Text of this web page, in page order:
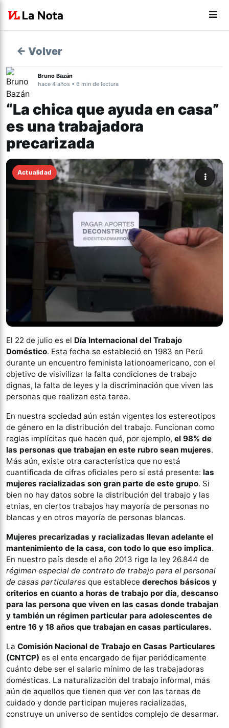
← Volver
Bruno Bazán
hace 4 años • 6 min de lectura
“La chica que ayuda en casa”
es una trabajadora
precarizada
Actualidad
El 22 de julio es el Día Internacional del Trabajo
Doméstico. Esta fecha se estableció en 1983 en Perú
durante un encuentro feminista lationoamericano, con el
objetivo de visivilizar la falta condiciones de trabajo
dignas, la falta de leyes y la discriminación que viven las
personas que realizan esta tarea.
En nuestra sociedad aún están vigentes los estereotipos
de género en la distribución del trabajo. Funcionan como
reglas implícitas que hacen qué, por ejemplo, el 98% de
las personas que trabajan en este rubro sean mujeres.
Más aún, existe otra característica que no está
cuantificada de cifras oficiales pero si está presente: las
mujeres racializadas son gran parte de este grupo. Si
bien no hay datos sobre la distribución del trabajo y las
etnias, en ciertos trabajos hay mayoría de personas no
blancas y en otros mayoría de personas blancas.
Mujeres precarizadas y racializadas llevan adelante el
mantenimiento de la casa, con todo lo que eso implica.
En nuestro país desde el año 2013 rige la ley 26.844 de
régimen especial de contrato de trabajo para el personal
de casas particulares que establece derechos básicos y
criterios en cuanto a horas de trabajo por día, descanso
para las persona que viven en las casas donde trabajan
y también un régimen particular para adolescentes de
entre 16 y 18 años que trabajan en casas particulares.
La Comisión Nacional de Trabajo en Casas Particulares
(CNTCP) es el ente encargado de fijar periódicamente
cuánto debe ser el salario mínimo de las trabajadoras
domésticas. La naturalización del trabajo informal, más
aún de aquellos que tienen que ver con las tareas de
cuidado y donde participan mujeres racializadas,
construye un universo de sentidos complejo de desarmar.